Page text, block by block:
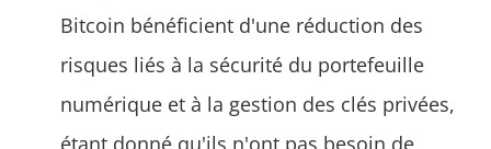
Bitcoin bénéficient d'une réduction des
risques liés à la sécurité du portefeuille
numérique et à la gestion des clés privées,
étant donné qu'ils n'ont pas besoin de